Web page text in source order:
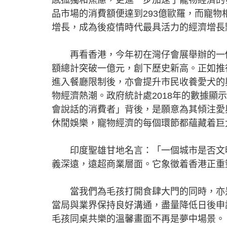
品市場的消費額便達到293億歐羅，而寵
增長，成為後疫情時代最具活力的經濟增
再看香港，今年初在灣仔會展舉辦的一
額總計突破一億元，創下歷史新高。正如
進入餐廳限制後，亦會提升市民收養愛犬
物經濟熱潮。政府統計處2018年的數據顯
會說話的消費者」背後，是願意為其傾注
休閒娛樂，寵物經濟的每個環節都蘊藏着
印度聖雄甘地名言：「一個城市是否文
義深遠，遠超商業層面。它象徵着香港正
當我們為毛孩打開食肆大門的同時，亦
當局與業界保持良好溝通，盡量降低日後
毛孩同桌共樂的溫馨畫面不再是夢中場景。